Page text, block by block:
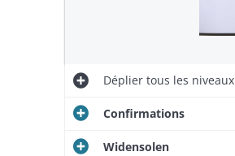
Dépliertous les niveaux
Confirmations
Widensolen